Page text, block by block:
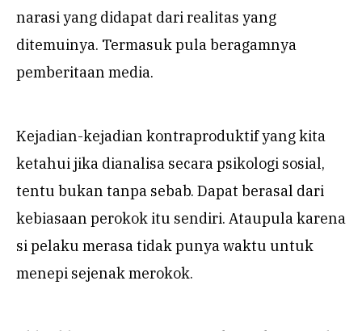
narasi yang didapat dari realitas yang
ditemuinya. Termasuk pula beragamnya
pemberitaan media.
Kejadian-kejadian kontraproduktif yang kita
ketahui jika dianalisa secara psikologi sosial,
tentu bukan tanpa sebab. Dapat berasal dari
kebiasaan perokok itu sendiri. Ataupula karena
si pelaku merasa tidak punya waktu untuk
menepi sejenak merokok.